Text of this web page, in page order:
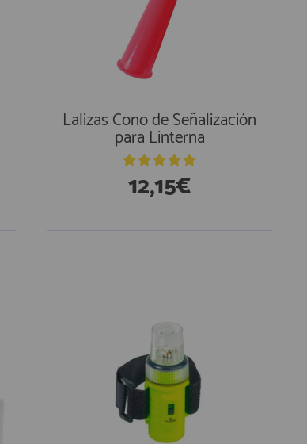
Lalizas Cono de Señalización
para Linterna
12,15€